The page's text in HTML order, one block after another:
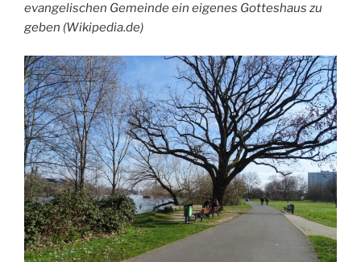
evangelischen Gemeinde ein eigenes Gotteshaus zu
geben (Wikipedia.de)